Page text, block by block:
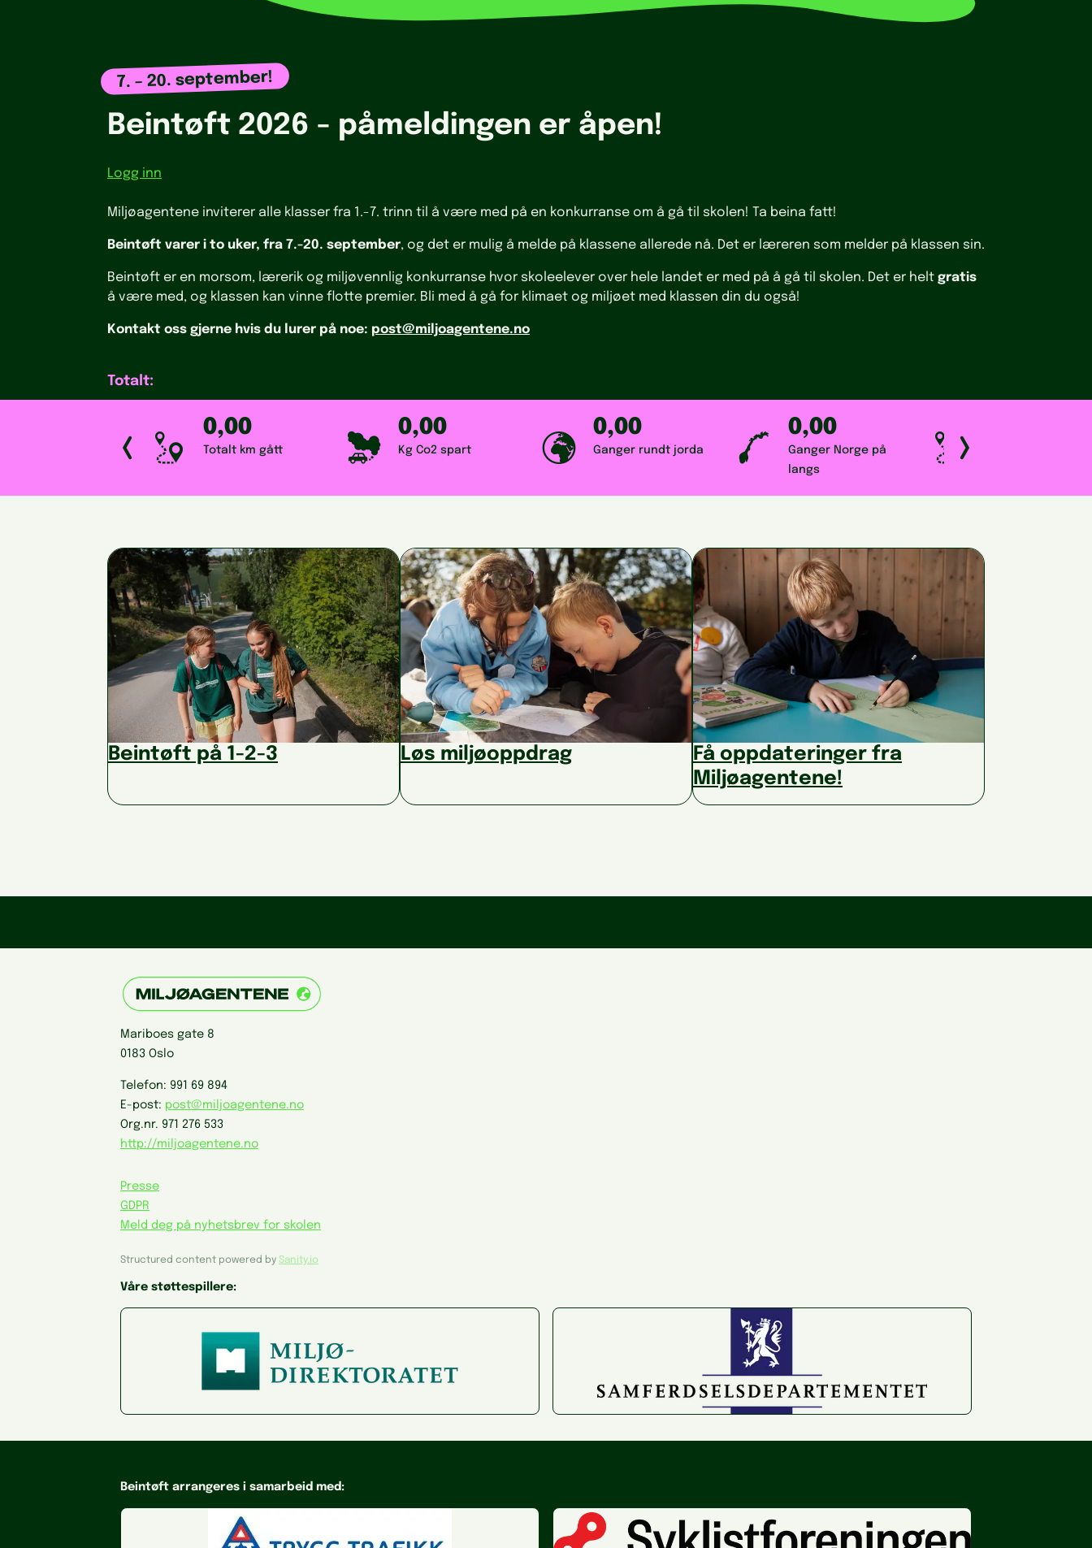
7. – 20. september!
Beintøft 2026 - påmeldingen er åpen!
Logg inn
Miljøagentene inviterer alle klasser fra 1.-7. trinn til å være med på en konkurranse om å gå til skolen! Ta beina fatt!
Beintøft varer i to uker, fra 7.-20. september, og det er mulig å melde på klassene allerede nå. Det er læreren som melder på klassen sin.
Beintøft er en morsom, lærerik og miljøvennlig konkurranse hvor skoleelever over hele landet er med på å gå til skolen. Det er helt gratis
å være med, og klassen kan vinne flotte premier. Bli med å gå for klimaet og miljøet med klassen din du også!
Kontakt oss gjerne hvis du lurer på noe: post@miljoagentene.no
Totalt:
0,00
Totalt km gått
0,00
Kg Co2 spart
0,00
Ganger rundt jorda
0,00
Ganger Norge på
langs
Beintøft på 1-2-3 Løs miljøoppdrag
Få oppdateringer fra
Miljøagentene!
Mariboes gate 8
0183 Oslo
Telefon: 991 69 894
E-post: post@miljoagentene.no
Org.nr. 971 276 533
http://miljoagentene.no
Presse
GDPR
Meld deg på nyhetsbrev for skolen
Structured content powered by Sanity.io
Våre støttespillere:
Beintøft arrangeres i samarbeid med: